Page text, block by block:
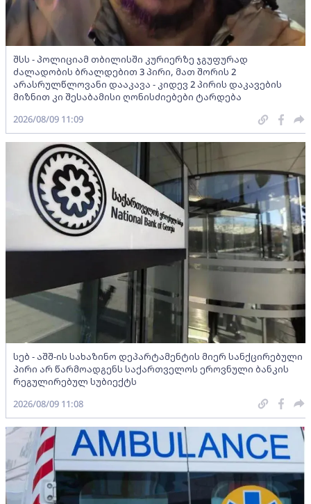
შსს - პოლიციამ თბილისში კურიერზე ჯგუფურად
ძალადობის ბრალდებით 3 პირი, მათ შორის 2
არასრულწლოვანი დააკავა - კიდევ 2 პირის დაკავების
მიზნით კი შესაბამისი ღონისძიებები ტარდება
2026/08/09 11:09
სებ - აშშ-ის სახაზინო დეპარტამენტის მიერ სანქცირებული
პირი არ წარმოადგენს საქართველოს ეროვნული ბანკის
რეგულირებულ სუბიექტს
2026/08/09 11:08